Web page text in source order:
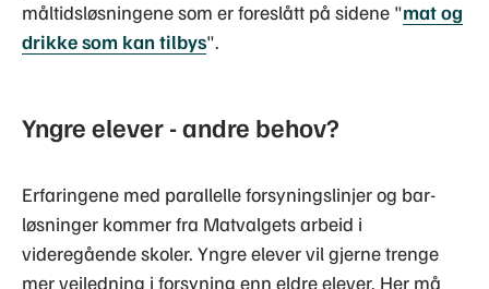
måltidsløsningene som er foreslått på sidene "mat og
drikke som kan tilbys".
Yngre elever - andre behov?
Erfaringene med parallelle forsyningslinjer og bar-
løsninger kommer fra Matvalgets arbeid i
videregående skoler. Yngre elever vil gjerne trenge
mer veiledning i forsyning enn eldre elever. Her må